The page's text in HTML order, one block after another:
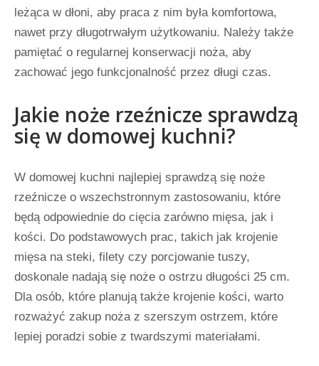
leżąca w dłoni, aby praca z nim była komfortowa,
nawet przy długotrwałym użytkowaniu. Należy także
pamiętać o regularnej konserwacji noża, aby
zachować jego funkcjonalność przez długi czas.
Jakie noże rzeźnicze sprawdzą
się w domowej kuchni?
W domowej kuchni najlepiej sprawdzą się noże
rzeźnicze o wszechstronnym zastosowaniu, które
będą odpowiednie do cięcia zarówno mięsa, jak i
kości. Do podstawowych prac, takich jak krojenie
mięsa na steki, filety czy porcjowanie tuszy,
doskonale nadają się noże o ostrzu długości 25 cm.
Dla osób, które planują także krojenie kości, warto
rozważyć zakup noża z szerszym ostrzem, które
lepiej poradzi sobie z twardszymi materiałami.